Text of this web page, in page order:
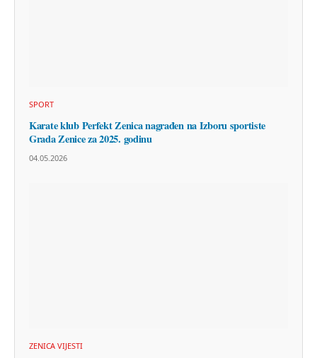
SPORT
Karate klub Perfekt Zenica nagrađen na Izboru sportiste
Grada Zenice za 2025. godinu
04.05.2026
ZENICA VIJESTI